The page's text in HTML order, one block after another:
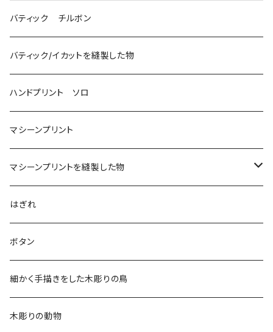
バティック チルボン
バティック/イカットを縫製した物
ハンドプリント ソロ
マシーンプリント
マシーンプリントを縫製した物
アロハシャツ
2018
2019
ドレスシャツ
チュニック
リバーシブル 帽子
はぎれ
ボタン
細かく手描きをした木彫りの鳥
木彫りの動物